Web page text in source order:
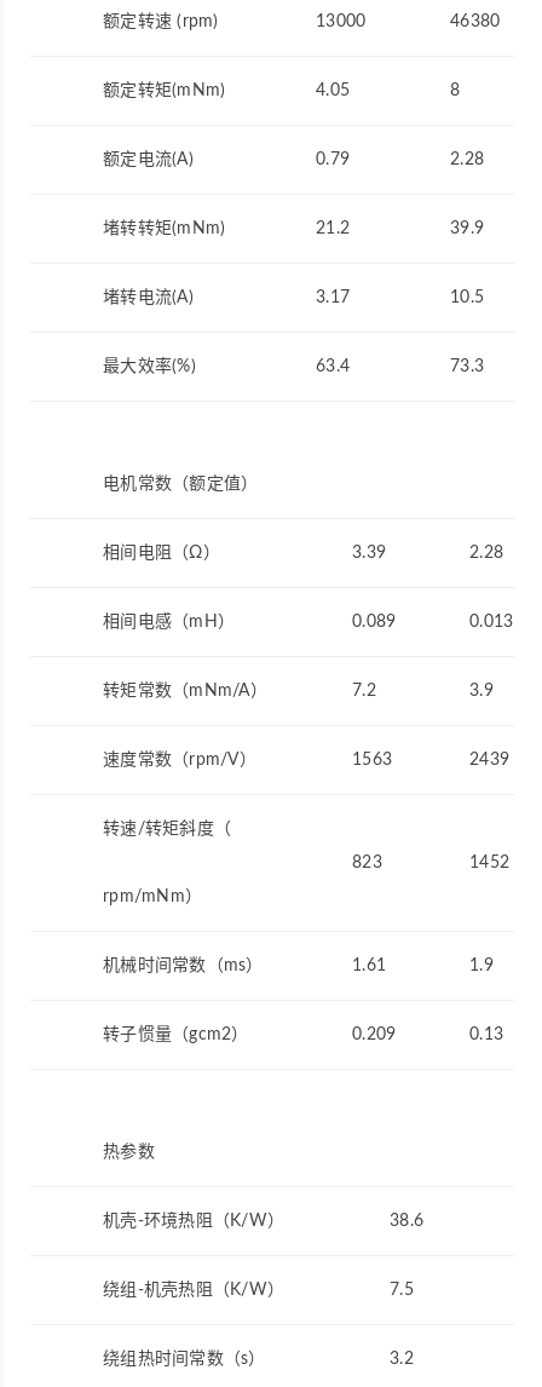
额定转速 (rpm) 13000 46380
额定转矩(mNm) 4.05 8
额定电流(A) 0.79 2.28
堵转转矩(mNm) 21.2 39.9
堵转电流(A) 3.17 10.5
最大效率(%) 63.4 73.3
电机常数（额定值）
相间电阻（Ω） 3.39 2.28
相间电感（mH） 0.089 0.013
转矩常数（mNm/A） 7.2 3.9
速度常数（rpm/V） 1563 2439
转速/转矩斜度（
rpm/mNm）
823 1452
机械时间常数（ms） 1.61 1.9
转子惯量（gcm2） 0.209 0.13
热参数
机壳-环境热阻（K/W） 38.6
绕组-机壳热阻（K/W） 7.5
绕组热时间常数（s） 3.2